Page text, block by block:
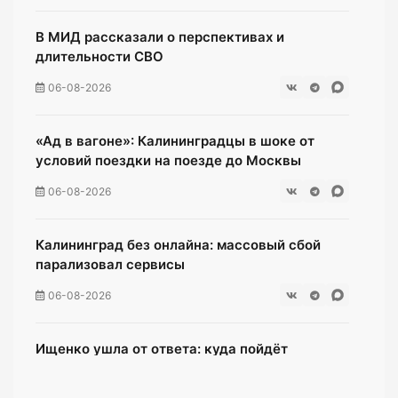
В МИД рассказали о перспективах и
длительности СВО
06-08-2026
«Ад в вагоне»: Калининградцы в шоке от
условий поездки на поезде до Москвы
06-08-2026
Калининград без онлайна: массовый сбой
парализовал сервисы
06-08-2026
Ищенко ушла от ответа: куда пойдёт